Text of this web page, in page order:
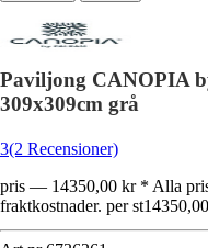
Paviljong CANOPIA
309x309cm grå
3(2 Recensioner)
pris — 14350,00 kr * Alla
fraktkostnader. per st